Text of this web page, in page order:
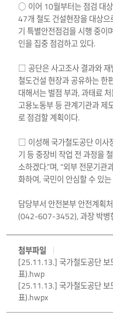
○ 이어 10월부터는 점검 대
47개 철도 건설현장을 대상
기 특별안전점검을 시행 중이
인을 집중 점검하고 있다.
□ 공단은 사고조사 결과와
철도건설 현장과 공유하는 한
대해서는 벌점 부과, 과태료
고용노동부 등 관계기관과 제
로 점검할 계획이다.
□ 이성해 국가철도공단 이사
기 등 중장비 작업 전 과정을
소하겠다.”며, “외부 전문기관
화하여, 국민이 안심할 수 있
담당부서 안전본부 안전계획
(042-607-3452), 과장 박
첨부파일
[25.11.13.] 국가철도공단 보
표).hwp
[25.11.13.] 국가철도공단 보
표).hwpx